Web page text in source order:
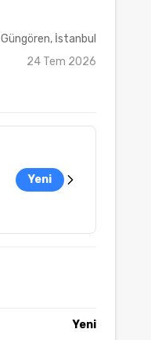
Güngören, İstanbul
24 Tem 2026
Yeni
Yeni